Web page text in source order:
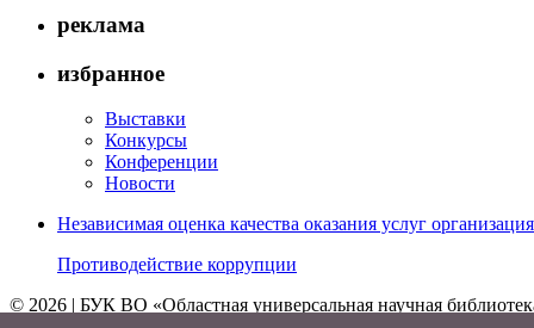
реклама
избранное
Выставки
Конкурсы
Конференции
Новости
Независимая оценка качества оказания услуг
Противодействие коррупции
© 2026 | БУК ВО «Областная универсальная научная